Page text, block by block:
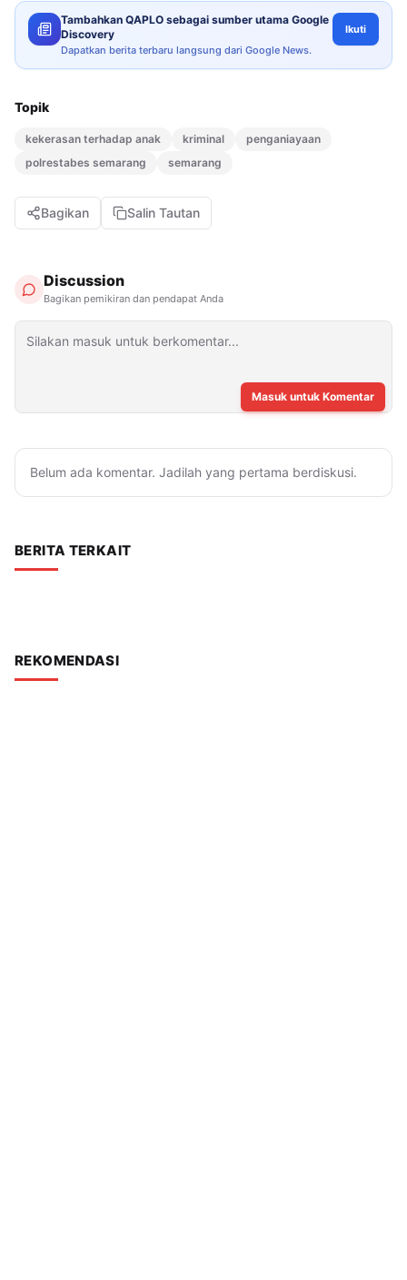
Tambahkan QAPLO sebagai sumber utama Google
Discovery
Dapatkan berita terbaru langsung dari Google News.
Ikuti
Topik
kekerasan terhadap anak kriminal
penganiayaan
polrestabes semarang
semarang
Bagikan Salin Tautan
Discussion
Bagikan pemikiran dan pendapat Anda
Masuk untuk Komentar
Belum ada komentar. Jadilah yang pertama berdiskusi.
BERITA TERKAIT
REKOMENDASI